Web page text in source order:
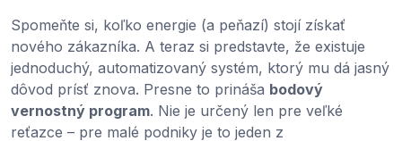
Spomeňte si, koľko energie (a peňazí) stojí získať
nového zákazníka. A teraz si predstavte, že existuje
jednoduchý, automatizovaný systém, ktorý mu dá jasný
dôvod prísť znova. Presne to prináša bodový
vernostný program. Nie je určený len pre veľké
reťazce – pre malé podniky je to jeden z